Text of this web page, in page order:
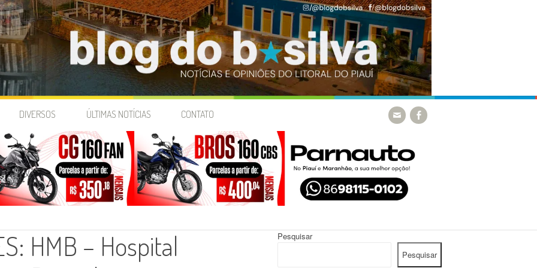
DIVERSOS ÚLTIMAS NOTÍCIAS CONTATO
HMB – Hospital
Pesquisar
Pesquisar